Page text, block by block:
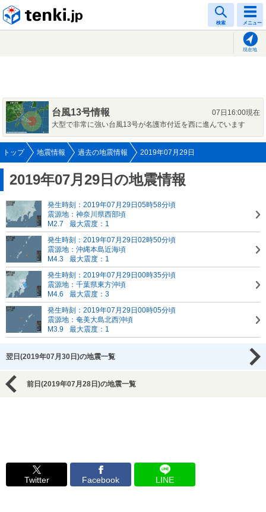
検索 メニュー
現在地
台風13号情報
07日16:00現在
大型で非常に強い台風13号が名護市付近を西に進んでいます
トップ 地震情報 過去の地震情報 2019年07月29日
2019年07月29日の地震情報
発生時刻：2019年07月29日05時58分頃
震源地：神奈川県西部頃
M2.7
最大震度：1
発生時刻：2019年07月29日02時50分頃
震源地：沖縄本島近海頃
M4.3
最大震度：1
発生時刻：2019年07月29日00時35分頃
震源地：千葉県東方沖頃
M4.6
最大震度：3
発生時刻：2019年07月29日00時05分頃
震源地：奄美大島北西沖頃
M3.9
最大震度：1
翌日(2019年07月30日)の地震一覧
前日(2019年07月28日)の地震一覧
Twitter Facebook LINE